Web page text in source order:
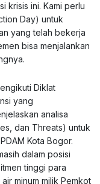
krisis ini. Kami perlu
Day) untuk
yang telah bekerja
bisa menjalankan
Diklat
yang
analisa
dan Threats) untuk
Kota Bogor.
dalam posisi
tinggi para
minum milik Pemkot